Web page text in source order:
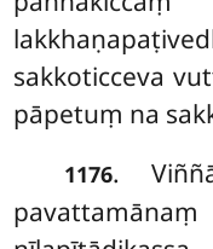
sakkoticceva
pāpetuṃ na
1176.